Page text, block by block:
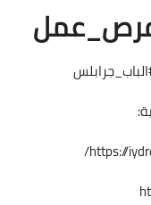
https://